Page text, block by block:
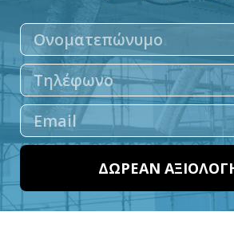
ΔΩΡΕΑΝ